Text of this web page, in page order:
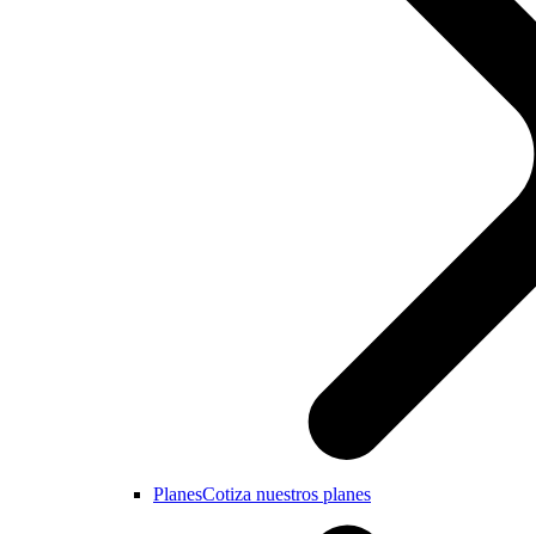
PlanesCotiza nuestros planes